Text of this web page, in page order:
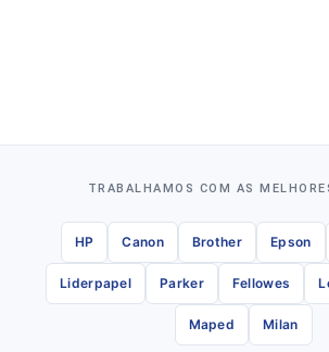
TRABALHAMOS COM AS
HP Canon Brother Epson
Liderpapel Parker Fellowes
Maped Milan